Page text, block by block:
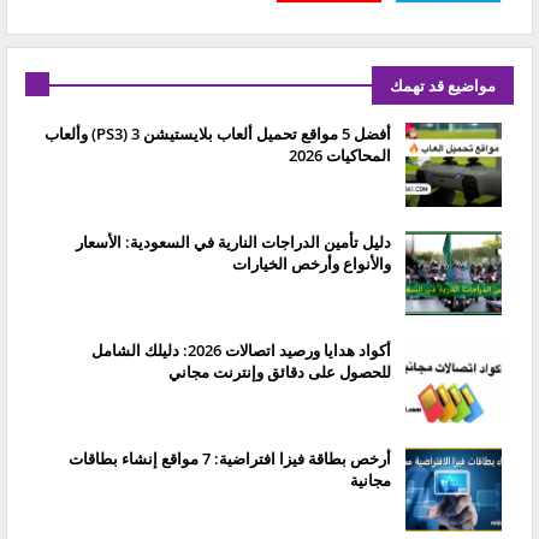
مواضيع قد تهمك
أفضل 5 مواقع تحميل ألعاب بلايستيشن 3 (PS3) وألعاب
المحاكيات 2026
دليل تأمين الدراجات النارية في السعودية: الأسعار
والأنواع وأرخص الخيارات
أكواد هدايا ورصيد اتصالات 2026: دليلك الشامل
للحصول على دقائق وإنترنت مجاني
أرخص بطاقة فيزا افتراضية: 7 مواقع إنشاء بطاقات
مجانية